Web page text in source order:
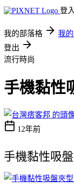
登入
我的部落格 我
登出
流行時尚
手機黏性
12年前
手機黏性吸